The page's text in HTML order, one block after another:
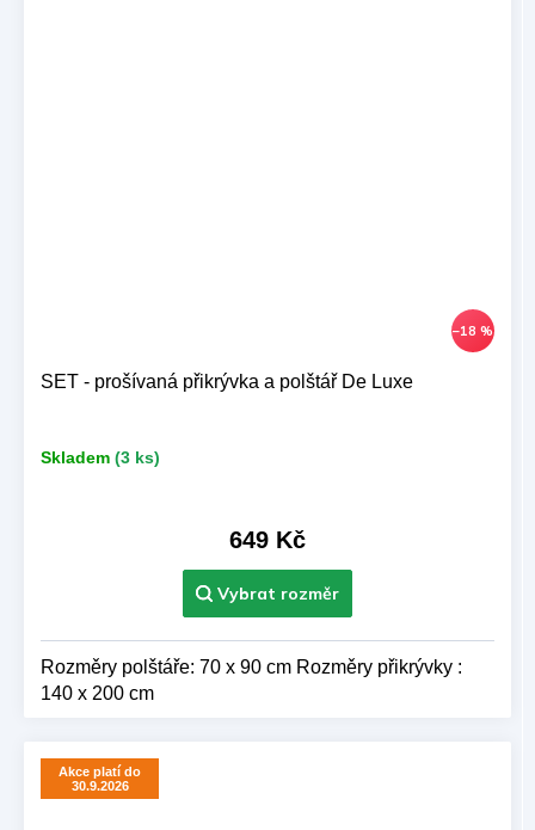
–18 %
SET - prošívaná přikrývka a polštář De Luxe
Skladem (3 ks)
649 Kč
Rozměry polštáře: 70 x 90 cm Rozměry přikrývky :
140 x 200 cm
Akce platí do
30.9.2026